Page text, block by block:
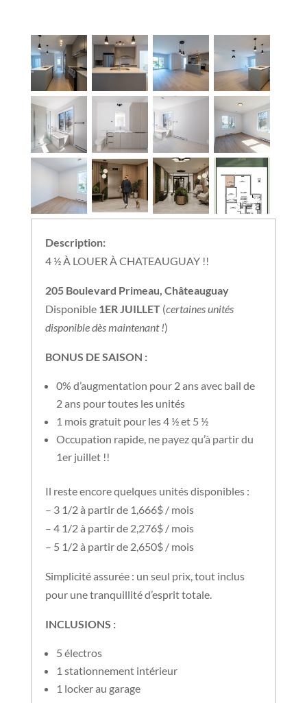
Description:
4 ½ À LOUER À CHATEAUGUAY !!
205 Boulevard Primeau, Châteauguay
Disponible 1ER JUILLET(certaines unités
disponible dès maintenant !)
BONUS DE SAISON :
0% d’augmentation pour 2 ans avec bail de
2 ans pour toutes les unités
1 mois gratuit pour les 4 ½ et 5 ½
Occupation rapide, ne payez qu’à partir du
1er juillet !!
Il reste encore quelques unités disponibles :
– 3 1/2 à partir de 1,666$ / mois
– 4 1/2 à partir de 2,276$ / mois
– 5 1/2 à partir de 2,650$ / mois
Simplicité assurée : un seul prix, tout inclus
pour une tranquillité d’esprit totale.
INCLUSIONS :
5 électros
1 stationnement intérieur
1 locker au garage